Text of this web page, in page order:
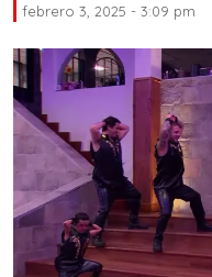
febrero 3, 2025 - 3:09 pm